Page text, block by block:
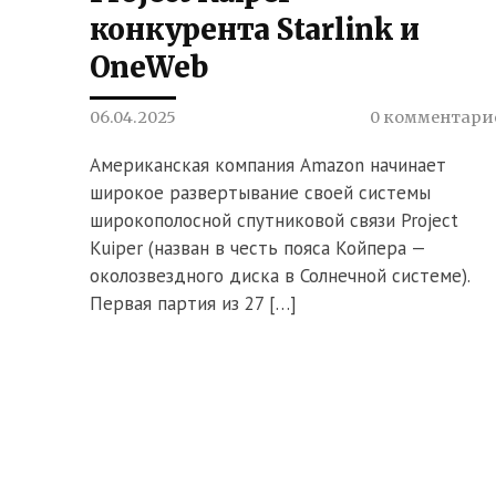
конкурента Starlink и
OneWeb
06.04.2025 0
Американская компания Amazon начинает
широкое развертывание своей системы
широкополосной спутниковой связи Project
Kuiper (назван в честь пояса Койпера —
околозвездного диска в Солнечной системе).
Первая партия из 27 […]